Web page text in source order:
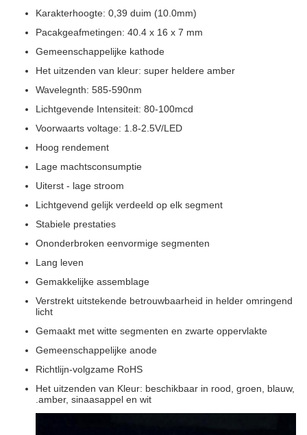
Karakterhoogte: 0,39 duim (10.0mm)
Pacakgeafmetingen: 40.4 x 16 x 7 mm
Gemeenschappelijke kathode
Het uitzenden van kleur: super heldere amber
Wavelegnth: 585-590nm
Lichtgevende Intensiteit: 80-100mcd
Voorwaarts voltage: 1.8-2.5V/LED
Hoog rendement
Lage machtsconsumptie
Uiterst - lage stroom
Lichtgevend gelijk verdeeld op elk segment
Stabiele prestaties
Ononderbroken eenvormige segmenten
Lang leven
Gemakkelijke assemblage
Verstrekt uitstekende betrouwbaarheid in helder omringend
licht
Gemaakt met witte segmenten en zwarte oppervlakte
Gemeenschappelijke anode
Richtlijn-volgzame RoHS
Het uitzenden van Kleur: beschikbaar in rood, groen, blauw,
.amber, sinaasappel en wit